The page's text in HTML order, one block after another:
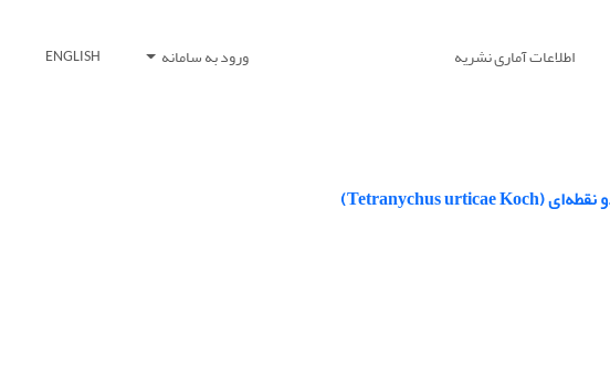
اطلاعات آماری نشریه ورود به سامانه ENGLISH